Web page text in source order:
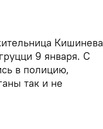
Кишинева
9 января. С
в полицию,
так и не